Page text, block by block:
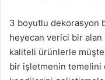
3 boyutlu dekorasyon
heyecan verici bir alan
kaliteli ürünlerle
bir işletmenin temelini